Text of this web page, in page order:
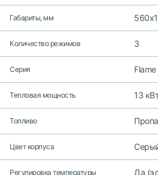
Габариты, мм
Количество режимов 3
Серия Flame
Тепловая мощность 13 кВт
Топливо
Цвет корпуса
Регулировка температуры Да